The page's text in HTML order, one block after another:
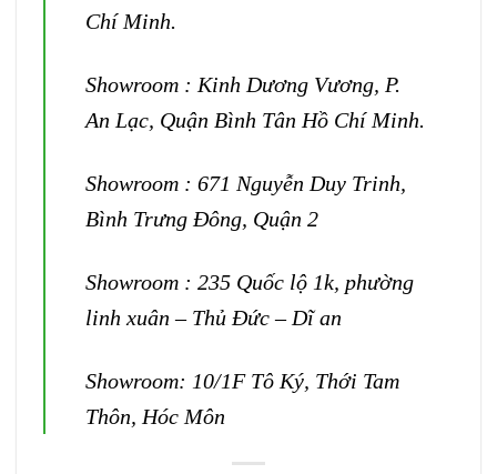
Chí Minh.
Showroom : Kinh Dương Vương, P.
An Lạc, Quận Bình Tân Hồ Chí Minh.
Showroom : 671 Nguyễn Duy Trinh,
Bình Trưng Đông, Quận 2
Showroom : 235 Quốc lộ 1k, phường
linh xuân – Thủ Đức – Dĩ an
Showroom: 10/1F Tô Ký, Thới Tam
Thôn, Hóc Môn